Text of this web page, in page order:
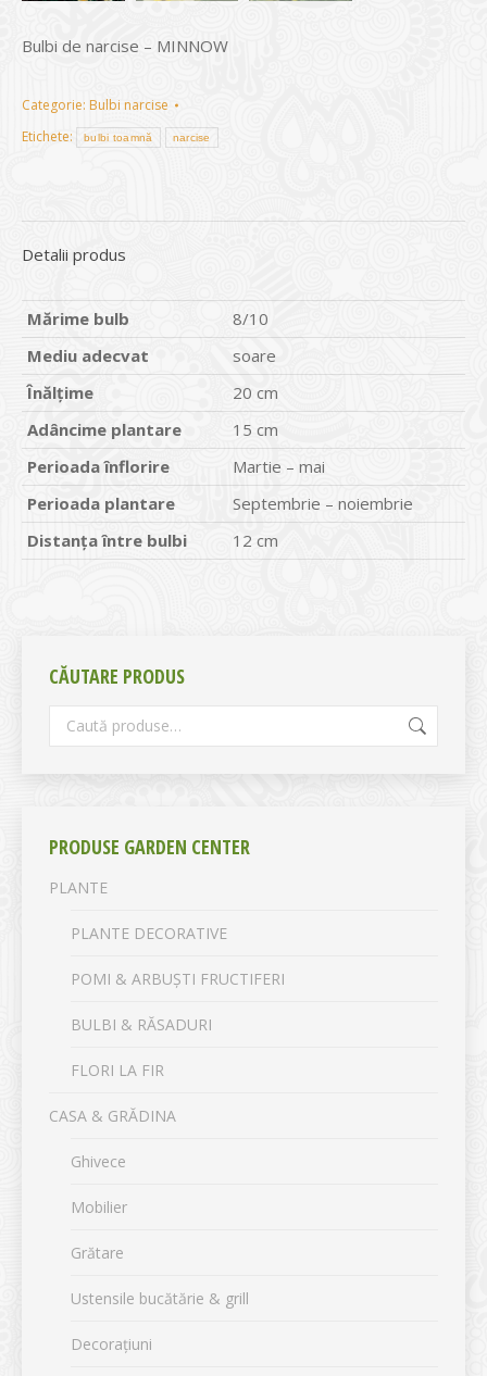
Bulbi de narcise – MINNOW
Categorie: Bulbi narcise
Etichete:
bulbi toamnă narcise
Detalii produs
Mărime bulb
8/10
Mediu adecvat
soare
Înălţime
20 cm
Adâncime plantare
15 cm
Perioadaînflorire
Martie – mai
Perioada plantare
Septembrie – noiembrie
Distanţaîntre bulbi 12 cm
CĂUTARE PRODUS
PRODUSE GARDEN CENTER
PLANTE
PLANTE DECORATIVE
POMI & ARBUȘTI FRUCTIFERI
BULBI & RĂSADURI
FLORI LA FIR
CASA & GRĂDINA
Ghivece
Mobilier
Grătare
Ustensile bucătărie & grill
Decorațiuni